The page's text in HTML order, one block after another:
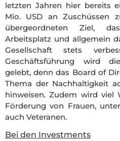
letzten Jahren hier bereits
Mio. USD an Zuschüssen
übergeordneten Ziel,
Arbeitsplatz und allgemein
Gesellschaft stets
Geschäftsführung wird
gelebt, denn das Board of
Thema der Nachhaltigkeit
hinweisen. Zudem wird viel
Förderung von Frauen,
auch Veteranen.
Bei den Investments